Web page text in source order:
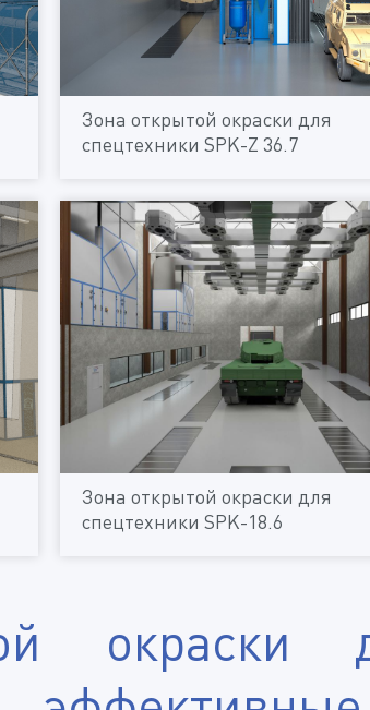
Зона открытой окраски для
спецтехники SPK-Z 36.7
Зона открытой окраски для
спецтехники SPK-18.6
окраски